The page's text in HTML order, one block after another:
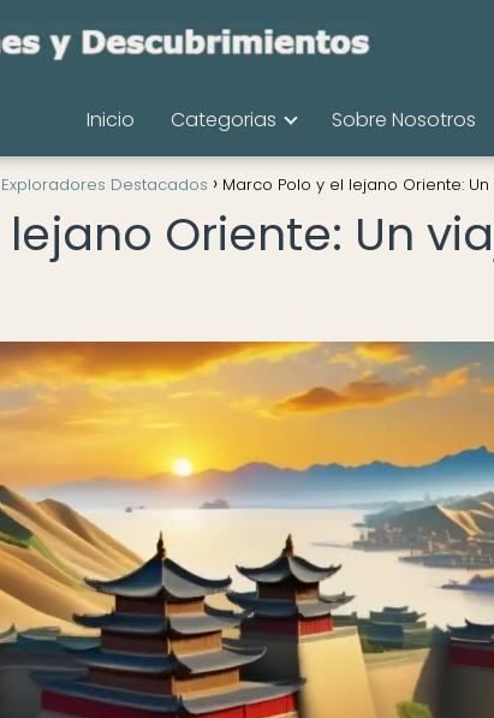
Inicio Categorias Sobre Nosotros
Exploradores Destacados Marco Polo y el lejano Oriente:
Oriente: Un